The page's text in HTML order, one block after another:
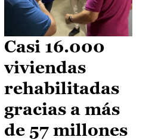
Casi 16.000
viviendas
rehabilitadas
gracias a más
de 57 millones